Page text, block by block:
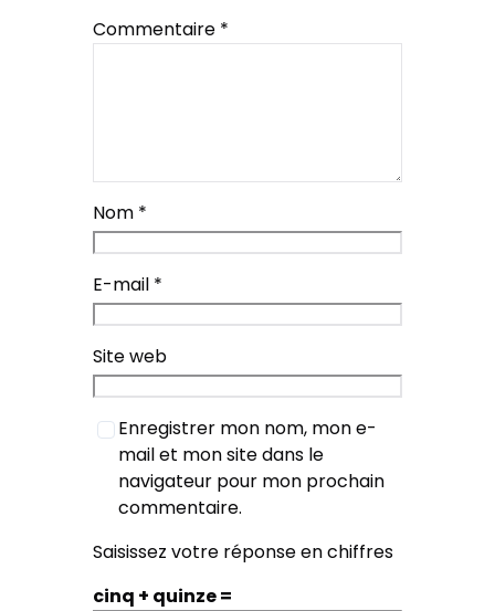
Commentaire *
Nom *
E-mail *
Site web
Enregistrer mon nom, mon e-
mail et mon site dans le
navigateur pour mon prochain
commentaire.
Saisissez votre réponse en chiffres
cinq + quinze =